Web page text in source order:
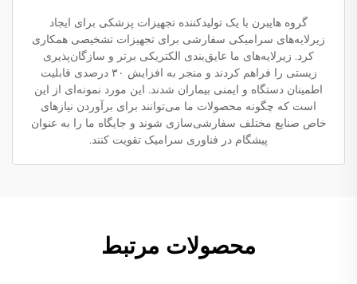
گروه هایبرن با یک تولیدکننده تجهیزات پزشکی برای ایجاد
زیرلایه‌های سرامیکی سفارشی برای تجهیزات تشخیصی همکاری
کرد. زیرلایه‌های ما عایق‌بندی الکتریکی برتر و سازگان‌پذیری
زیستی را فراهم کردند و منجر به افزایش ۳۰ درصدی قابلیت
اطمینان دستگاه و ایمنی بیماران شدند. این مورد نمونه‌ای از این
است که چگونه محصولات ما می‌توانند برای برآوردن نیازهای
خاص صنایع مختلف سفارشی‌سازی شوند و جایگاه ما را به عنوان
پیشگام در فناوری سرامیک تقویت کنند.
محصولات مرتبط